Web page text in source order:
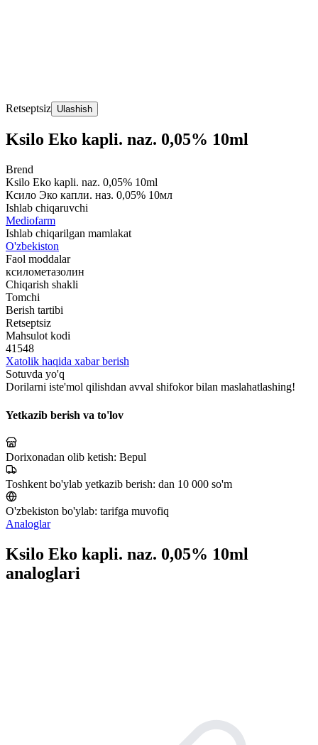
Retseptsiz Ulashish
Ksilo Eko kapli. naz. 0,05% 10ml
Brend
Ksilo Eko kapli. naz. 0,05% 10ml
Ксило Эко капли. наз. 0,05% 10мл
Ishlab chiqaruvchi
Mediofarm
Ishlab chiqarilgan mamlakat
O'zbekiston
Faol moddalar
ксилометазолин
Chiqarish shakli
Tomchi
Berish tartibi
Retseptsiz
Mahsulot kodi
41548
Xatolik haqida xabar berish
Sotuvda yo'q
Dorilarni iste'mol qilishdan avval shifokor bilan maslahatlashing!
Yetkazib berish va to'lov
Dorixonadan olib ketish: Bepul
Toshkent bo'ylab yetkazib berish: dan 10 000 so'm
O'zbekiston bo'ylab: tarifga muvofiq
Analoglar
Ksilo Eko kapli. naz. 0,05% 10ml
analoglari